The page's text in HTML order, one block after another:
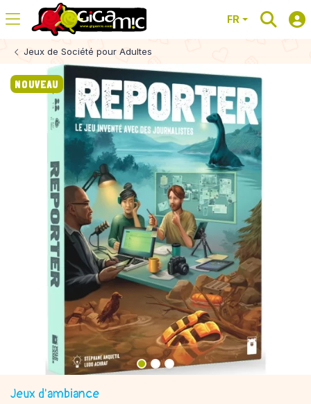
FR
Jeux de Société pour Adultes
NOUVEAU
Jeux d'ambiance